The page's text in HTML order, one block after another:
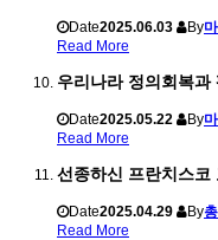
Date2025.06.03 By
Read More
우리나라 정의회복과
Date2025.05.22 By
Read More
선종하신 프란치스코
Date2025.04.29 By
Read More